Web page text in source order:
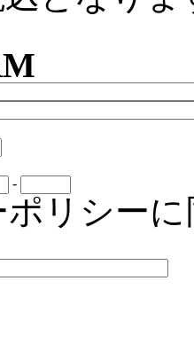
-
ポリシー